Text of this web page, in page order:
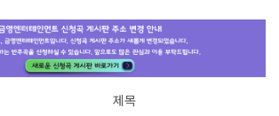
제목